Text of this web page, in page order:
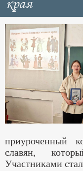
приуроченный
славян,
Участниками